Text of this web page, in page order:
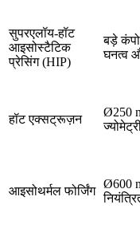
सुपरएलॉय-हॉट
आइसोस्टैटिक
प्रेसिंग (HIP)
बड़े
घनत्व
हॉट एक्सट्रूज़न
Ø250
आइसोथर्मल फोर्जिंग
Ø600